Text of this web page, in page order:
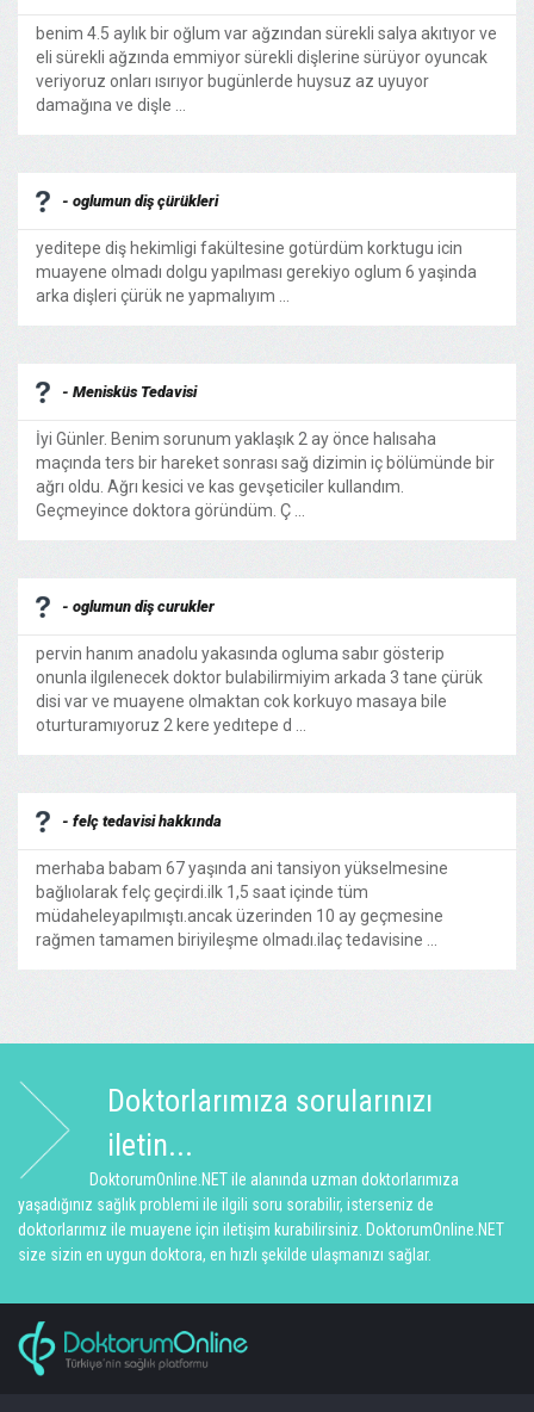
benim 4.5 aylık bir oğlum var ağzından sürekli salya akıtıyor ve
eli sürekli ağzında emmiyor sürekli dişlerine sürüyor oyuncak
veriyoruz onları ısırıyor bugünlerde huysuz az uyuyor
damağına ve dişle ...
- oglumun diş çürükleri
yeditepe diş hekimligi fakültesine gotürdüm korktugu icin
muayene olmadı dolgu yapılması gerekiyo oglum 6 yaşinda
arka dişleri çürük ne yapmalıyım ...
- Menisküs Tedavisi
İyi Günler. Benim sorunum yaklaşık 2 ay önce halısaha
maçında ters bir hareket sonrası sağ dizimin iç bölümünde bir
ağrı oldu. Ağrı kesici ve kas gevşeticiler kullandım.
Geçmeyince doktora göründüm. Ç ...
- oglumun diş curukler
pervin hanım anadolu yakasında ogluma sabır gösterip
onunla ilgılenecek doktor bulabilirmiyim arkada 3 tane çürük
disi var ve muayene olmaktan cok korkuyo masaya bile
oturturamıyoruz 2 kere yedıtepe d ...
- felç tedavisi hakkında
merhaba babam 67 yaşında ani tansiyon yükselmesine
bağlıolarak felç geçirdi.ilk 1,5 saat içinde tüm
müdaheleyapılmıştı.ancak üzerinden 10 ay geçmesine
rağmen tamamen biriyileşme olmadı.ilaç tedavisine ...
Doktorlarımıza sorularınızı
iletin...
DoktorumOnline.NET ile alanında uzman doktorlarımıza
yaşadığınız sağlık problemi ile ilgili soru sorabilir, isterseniz de
doktorlarımız ile muayene için iletişim kurabilirsiniz. DoktorumOnline.NET
size sizin en uygun doktora, en hızlı şekilde ulaşmanızı sağlar.